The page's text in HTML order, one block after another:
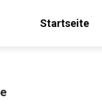
Startseite